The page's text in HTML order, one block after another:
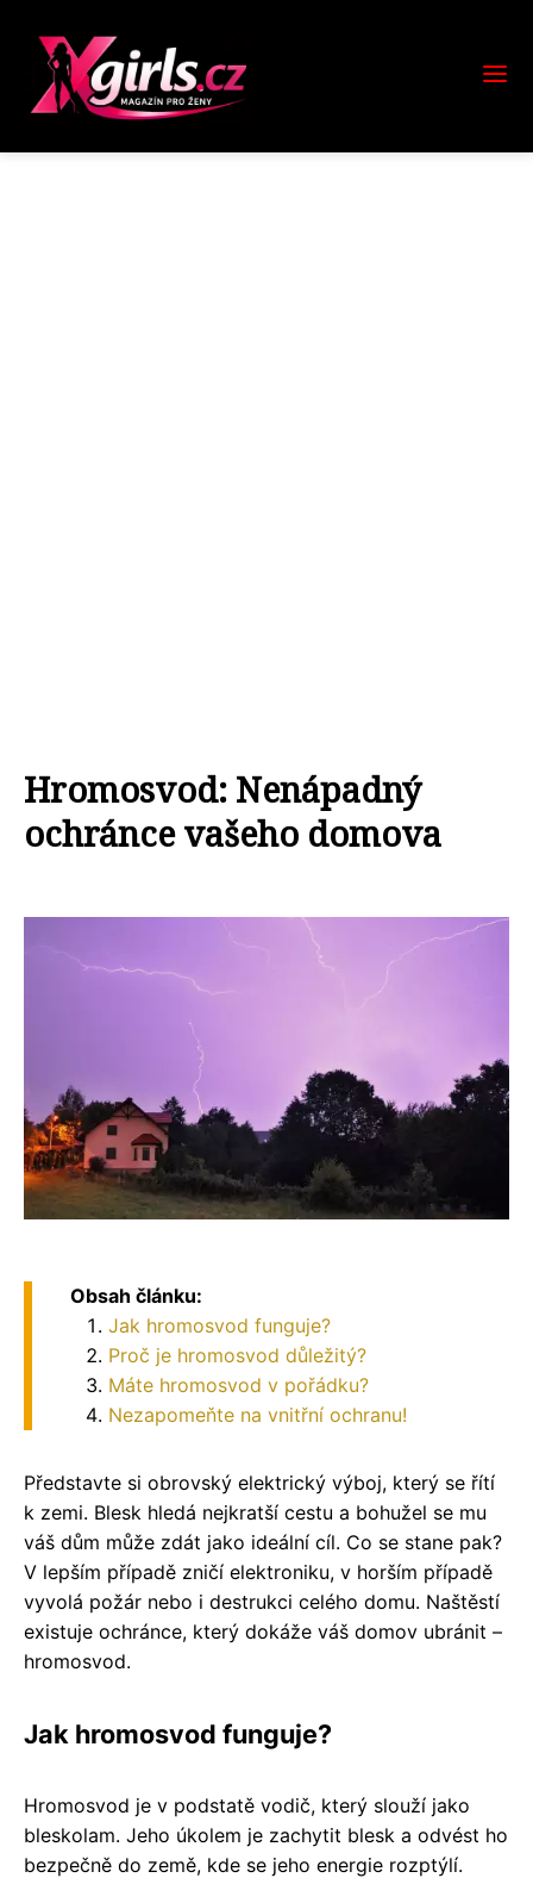
Hromosvod: Nenápadný
ochránce vašeho domova
Obsah článku:
Jak hromosvod funguje?
Proč je hromosvod důležitý?
Máte hromosvod v pořádku?
Nezapomeňte na vnitřní ochranu!
Představte si obrovský elektrický výboj, který se řítí
k zemi. Blesk hledá nejkratší cestu a bohužel se mu
váš dům může zdát jako ideální cíl. Co se stane pak?
V lepším případě zničí elektroniku, v horším případě
vyvolá požár nebo i destrukci celého domu. Naštěstí
existuje ochránce, který dokáže váš domov ubránit –
hromosvod.
Jak hromosvod funguje?
Hromosvod je v podstatě vodič, který slouží jako
bleskolam. Jeho úkolem je zachytit blesk a odvést ho
bezpečně do země, kde se jeho energie rozptýlí.